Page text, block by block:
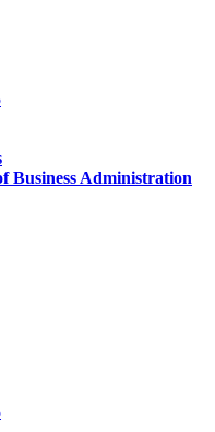
Business Administration